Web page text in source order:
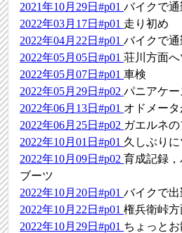
2021年10月29日#p01バイクで通
2022年03月17日#p01 走り初め
2022年04月22日#p01バイクで通
2022年05月05日#p01荘川方面
2022年05月07日#p01車検
2022年05月29日#p02パニアケ
2022年06月13日#p01 オドメータ
2022年06月25日#p02 ガエルネ
2022年10月01日#p01 久しぶり
2022年10月09日#p02育成記録
ブーツ
2022年10月20日#p01バイクで出
2022年10月22日#p01権兵衛峠
2022年10月29日#p01 ちょっと